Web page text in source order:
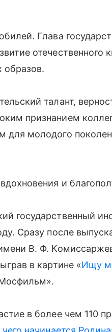
Глава
отечественного
образов.
талант,
признанием
для молодого
и
государственный
Сразу после
В. Ф.
в картине «Ищу
в более чем 110